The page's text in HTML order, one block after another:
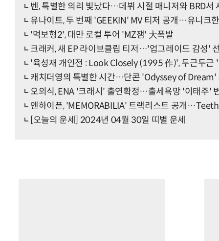
벤, 특별한 의리 빛났다…데뷔 시절 매니저와 BRD서
유나이트, 두 번째 'GEEKIN' MV 티저 공개…유니크
'먹보형2', 대만 로컬 투어 'MZ잼' 大폭발
크래커, 새 EP 라이브클립 티저…'업그레이드 감성'
'육성재 개인전 : Look Closely (1995 作)', 두근두근
캐치더영의 특별한 시간…단콘 'Odyssey of Dream'
오의식, ENA '크래시' 출연확정…출세욕망 '이태주'
엔하이픈, 'MEMORABILIA' 트랙리스트 공개
[오늘의 운세] 2024년 04월 30일 띠별 운세